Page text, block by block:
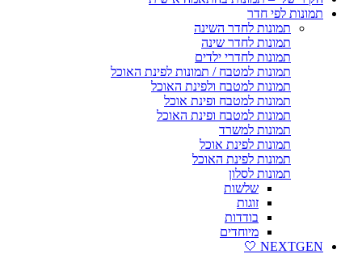
תמונות לפי חדר
תמונות לחדר השינה
תמונות לחדר שינה
תמונות לחדרי ילדים
תמונות למטבח / תמונות לפינת האוכל
תמונות למטבח ולפינת האוכל
תמונות למטבח ופינת אוכל
תמונות למטבח ופינת האוכל
תמונות למשרד
תמונות לפינת אוכל
תמונות לפינת האוכל
תמונות לסלון
שלשות
זוגות
בודדות
מיוחדים
NEXTGEN 🤍